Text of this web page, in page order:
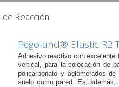
Reacción
Pegoland® Elastic R2
Adhesivo reactivo con excelente
vertical, para la colocación de
policarbonato y aglomerados
suelo como pared. Es, además,